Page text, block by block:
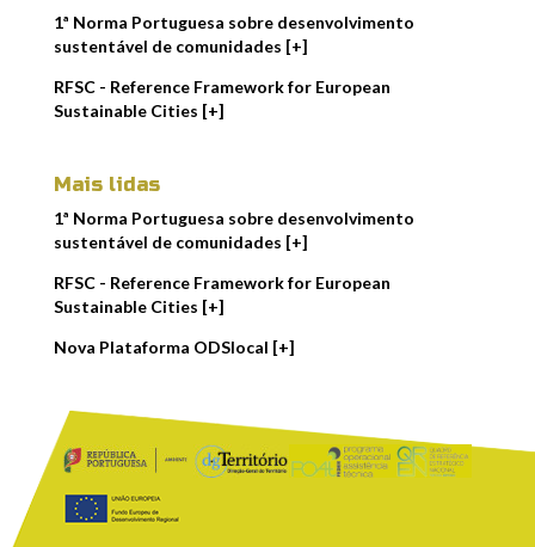
1ª Norma Portuguesa sobre desenvolvimento
sustentável de comunidades [+]
RFSC - Reference Framework for European
Sustainable Cities [+]
Mais lidas
1ª Norma Portuguesa sobre desenvolvimento
sustentável de comunidades [+]
RFSC - Reference Framework for European
Sustainable Cities [+]
Nova Plataforma ODSlocal [+]